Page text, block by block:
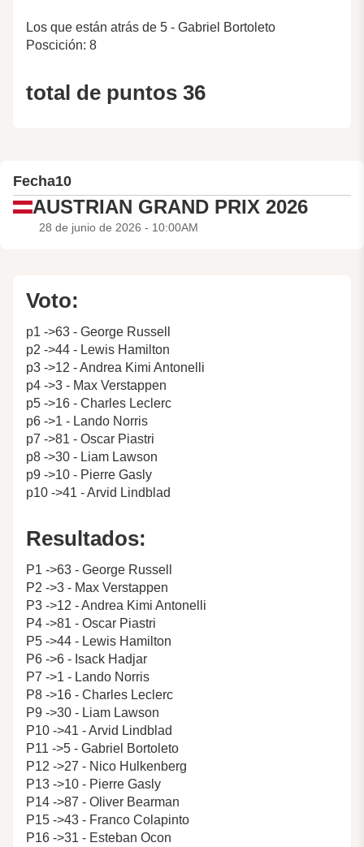
Los que están atrás de 5 - Gabriel Bortoleto
Poscición: 8
total de puntos 36
Fecha10
AUSTRIAN GRAND PRIX 2026
28 de junio de 2026 - 10:00AM
Voto:
p1 ->63 - George Russell
p2 ->44 - Lewis Hamilton
p3 ->12 - Andrea Kimi Antonelli
p4 ->3 - Max Verstappen
p5 ->16 - Charles Leclerc
p6 ->1 - Lando Norris
p7 ->81 - Oscar Piastri
p8 ->30 - Liam Lawson
p9 ->10 - Pierre Gasly
p10 ->41 - Arvid Lindblad
Resultados:
P1 ->63 - George Russell
P2 ->3 - Max Verstappen
P3 ->12 - Andrea Kimi Antonelli
P4 ->81 - Oscar Piastri
P5 ->44 - Lewis Hamilton
P6 ->6 - Isack Hadjar
P7 ->1 - Lando Norris
P8 ->16 - Charles Leclerc
P9 ->30 - Liam Lawson
P10 ->41 - Arvid Lindblad
P11 ->5 - Gabriel Bortoleto
P12 ->27 - Nico Hulkenberg
P13 ->10 - Pierre Gasly
P14 ->87 - Oliver Bearman
P15 ->43 - Franco Colapinto
P16 ->31 - Esteban Ocon